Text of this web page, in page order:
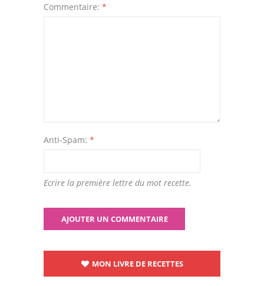
Commentaire: *
Anti-Spam: *
Ecrire la première lettre du mot recette.
MON LIVRE DE RECETTES